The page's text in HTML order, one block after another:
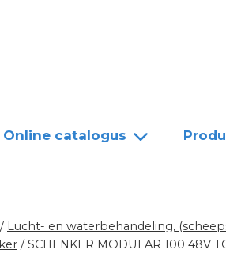
Online catalogus
/ Lucht- en waterbehandeling,
/ SCHENKER MODULAR 100 48V